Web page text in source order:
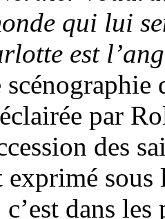
qui lui
est
par
des
exprimé
dans